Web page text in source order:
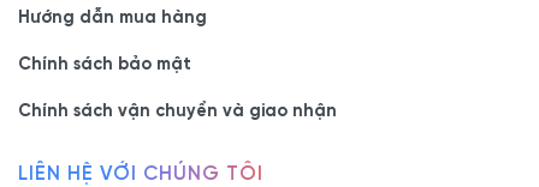
Hướng dẫn mua hàng
Chính sách bảo mật
Chính sách vận chuyển và giao nhận
LIÊN HỆ VỚI CHÚNG TÔI